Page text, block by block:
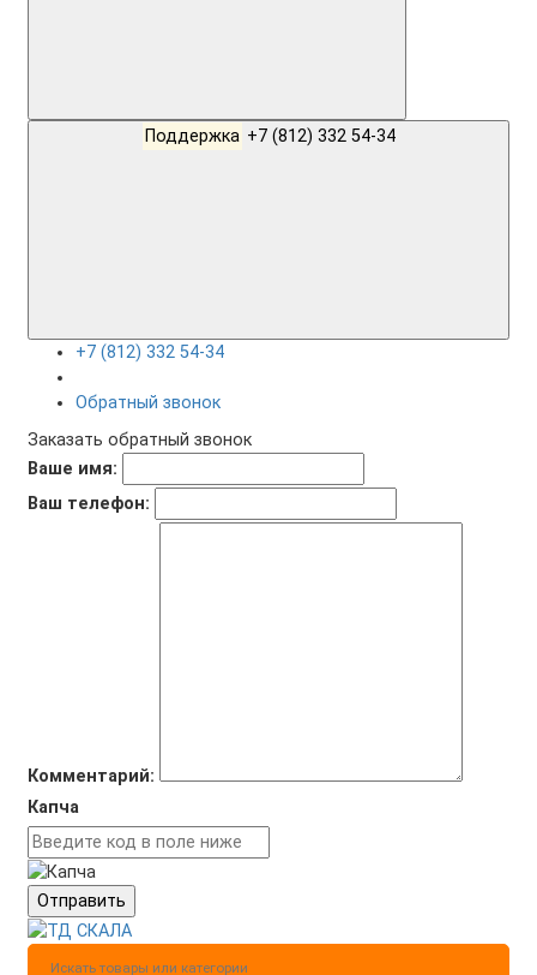
Поддержка +7 (812) 332 54-34
+7 (812) 332 54-34
Обратный звонок
Заказать обратный звонок
Ваше имя:
Ваш телефон:
Комментарий:
Капча
Отправить